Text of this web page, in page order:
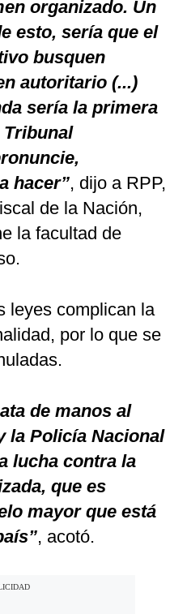
organizado. Un
esto, sería que el
busquen
autoritario (...)
sería la primera
Tribunal
hacer”, dijo a RPP,
de la Nación,
la facultad de
leyes complican la
por lo que se
de manos al
la Policía Nacional
lucha contra la
que es
mayor que está
, acotó.